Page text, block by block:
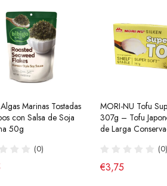
Marinas Tostadas
con Salsa de Soja
50g
(0)
MORI-NU Tofu
307g – Tofu
de Larga
(0)
€3,75
Coreanos Salteados
con Salsa Chajang
Nongshim
(13)
Salsa para
Blanca) 250g HX